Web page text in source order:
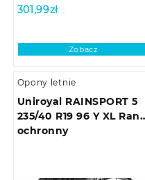
301,99zł
Zobacz
Opony letnie
Uniroyal RAINSPORT 5
235/40 R19 96 Y XL Rant
ochronny